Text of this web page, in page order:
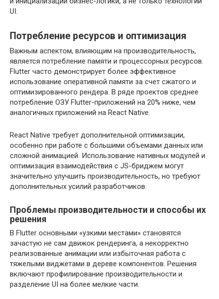
UI.
Потребление ресурсов и оптимизация
Важным аспектом, влияющим на производительность,
является потребление памяти и процессорных ресурсов.
Flutter часто демонстрирует более эффективное
использование оперативной памяти за счет сжатого и
оптимизированного рендера. В ряде проектов среднее
потребление ОЗУ Flutter-приложений на 20% ниже, чем
аналогичных приложений на React Native.
React Native требует дополнительной оптимизации,
особенно при работе с большими объемами данных или
сложной анимацией. Использование нативных модулей и
оптимизация взаимодействия с JS-бриджем могут
значительно улучшить производительность, но требуют
дополнительных усилий разработчиков.
Проблемы производительности и способы их
решения
В Flutter основными «узкими местами» становятся
зачастую не сам движок рендеринга, а некорректно
реализованные анимации или избыточная работа с
тяжелыми виджетами в дереве компонентов. Решения
включают профилирование производительности и
разделение UI на более мелкие части.